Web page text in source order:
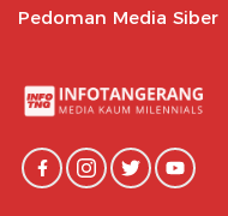
Pedoman Media Siber